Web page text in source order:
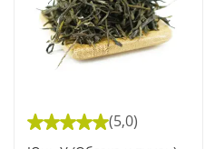
(5,0)